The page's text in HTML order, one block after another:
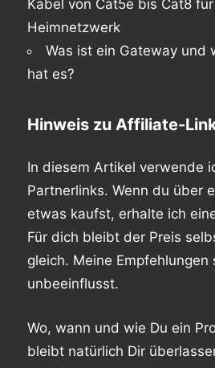
Kabel von Cat5e bis Cat8
Heimnetzwerk
Was ist ein Gateway und
hat es?
Hinweis zu Affiliate-
In diesem Artikel verwende
Partnerlinks. Wenn du über
etwas kaufst, erhalte ich
Für dich bleibt der Preis
gleich. Meine Empfehlungen
unbeeinflusst.
Wo, wann und wie Du ein
bleibt natürlich Dir